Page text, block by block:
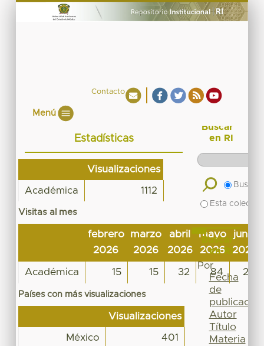
Contacto
Menú
Estadísticas
Visualizaciones
Académica 1112
Visitas al mes
febrero
2026
marzo
2026
abril
2026
mayo
2026
junio
2026
Académica 15 15 32 84 22
Países con más visualizaciones
Visualizaciones
México 401
Buscar
en RI
Buscar
Esta
Buscar
en RI
Por
Fecha
de
publicación
Autor
Título
Materia